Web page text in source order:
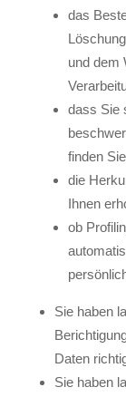
das
und dem
dass Sie
finden
die
Ihnen
ob
Sie haben
Daten
Sie haben